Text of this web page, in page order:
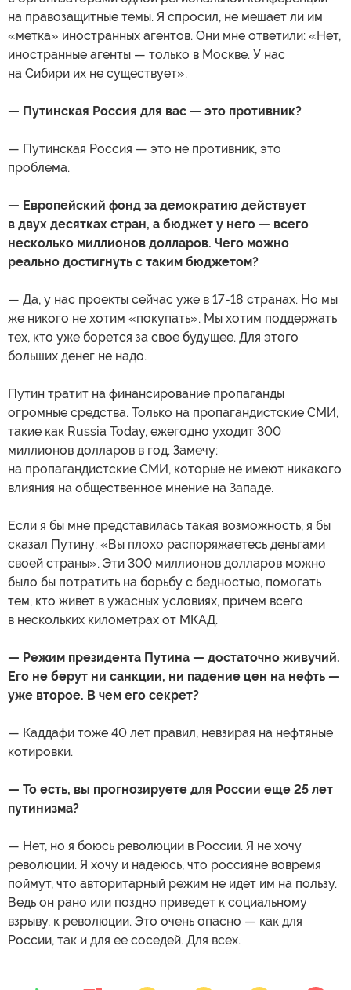
на правозащитные темы. Я спросил, не мешает ли им
«метка» иностранных агентов. Они мне ответили: «Нет,
иностранные агенты — только в Москве. У нас
на Сибири их не существует».
— Путинская Россия для вас — это противник?
— Путинская Россия — это не противник, это
проблема.
— Европейский фонд за демократию действует
в двух десятках стран, а бюджет у него — всего
несколько миллионов долларов. Чего можно
реально достигнуть с таким бюджетом?
— Да, у нас проекты сейчас уже в 17-18 странах. Но мы
же никого не хотим «покупать». Мы хотим поддержать
тех, кто уже борется за свое будущее. Для этого
больших денег не надо.
Путин тратит на финансирование пропаганды
огромные средства. Только на пропагандистские СМИ,
такие как Russia Today, ежегодно уходит 300
миллионов долларов в год. Замечу:
на пропагандистские СМИ, которые не имеют никакого
влияния на общественное мнение на Западе.
Если я бы мне представилась такая возможность, я бы
сказал Путину: «Вы плохо распоряжаетесь деньгами
своей страны». Эти 300 миллионов долларов можно
было бы потратить на борьбу с бедностью, помогать
тем, кто живет в ужасных условиях, причем всего
в нескольких километрах от МКАД.
— Режим президента Путина — достаточно живучий.
Его не берут ни санкции, ни падение цен на нефть —
уже второе. В чем его секрет?
— Каддафи тоже 40 лет правил, невзирая на нефтяные
котировки.
— То есть, вы прогнозируете для России еще 25 лет
путинизма?
— Нет, но я боюсь революции в России. Я не хочу
революции. Я хочу и надеюсь, что россияне вовремя
поймут, что авторитарный режим не идет им на пользу.
Ведь он рано или поздно приведет к социальному
взрыву, к революции. Это очень опасно — как для
России, так и для ее соседей. Для всех.